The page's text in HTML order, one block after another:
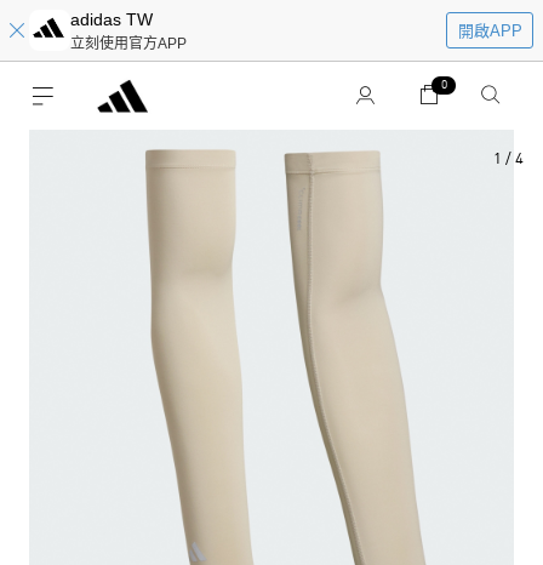
adidas TW
立刻使用官方APP
開啟APP
0
1 / 4